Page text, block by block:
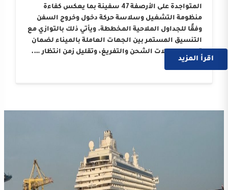
المتواجدة على الأرصفة 47 سفينة بما يعكس كفاءة
منظومة التشغيل وسلاسة حركة دخول وخروج السفن
وفقًا للجداول الملاحية المخططة. ويأتي ذلك بالتوازي مع
التنسيق المستمر بين الجهات العاملة بالميناء لضمان
تسريع معدلات الشحن والتفريغ، وتقليل زمن انتظار ….
اقرأ المزيد